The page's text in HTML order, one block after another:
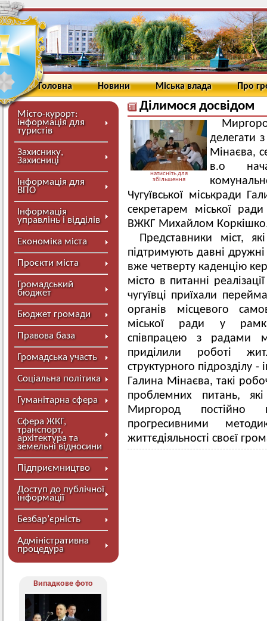
Головна Новини Міська влада Про
Місто-курорт:
інформація для
туристів
Захиснику,
Захисниці
Інформація для
ВПО
Інформація
управлінь і відділів
Економіка міста
Проєкти міста
Громадський
бюджет
Бюджет громади
Правова база
Громадська участь
Соціальна політика
Гуманітарна сфера
Сфера ЖКГ,
транспорт,
архітектура та
земельні відносини
Підприємництво
Доступ до публічної
інформації
Безбар’єрність
Адміністративна
процедура
Випадкове фото
Ділимося досвідом
натисніть для
збільшення
делегати
Мінаєва,
в.о
Чугуївської міськради
секретарем міської
ВЖКГ Михайлом
Представники міст,
підтримують давні
вже четверту каденцію
місто в питанні
чугуївці приїхали
органів місцевого
міської ради у
співпрацею з радами
приділили роботі
структурного підрозділу -
Галина Мінаєва, такі
проблемних питань,
Миргород постійно
прогресивними
життєдіяльності своєї